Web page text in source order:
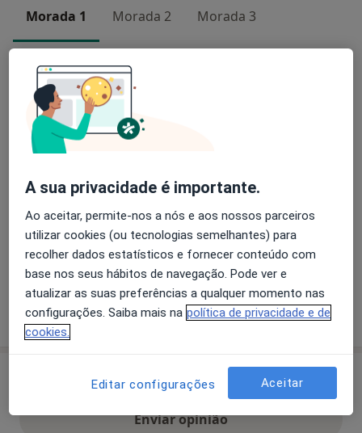
Autor e coordenador do livro "Psicadélicos em Saúde
Mental" (2023).
Autor de dezenas de publicações científicas como
primeiro autor e de comunicações em congressos
científicos nacionais e internacionais.
Morada 1 Morada 2 Morada 3
Casa de Saúde de Santa Catarina
R. de Santa Catarina 1489, 4000-099 Porto,
4000-099
Disponibilidade
Este especialista não disponibiliza reservas online
nesta morada
O que posso fazer agora?
Mostrar mais detalhes
sobre o endereço
Enviar opinião
A sua privacidade é importante.
Ao aceitar, permite-nos a nós e aos nossos parceiros
utilizar cookies (ou tecnologias semelhantes) para
recolher dados estatísticos e fornecer conteúdo com
base nos seus hábitos de navegação. Pode ver e
atualizar as suas preferências a qualquer momento nas
configurações. Saiba mais na política de privacidade e de
cookies.
Editar configurações Aceitar